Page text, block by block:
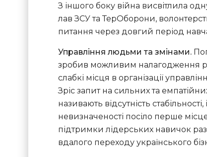
З іншого боку війна висвітлила
лав ЗСУ та ТерОборони,
питання через довгий період
Управління людьми та змінами.
зробив можливим налагодження
слабкі місця в організації
Зріс запит на сильних та
називають відсутність
невизначеності посіло перше
підтримки лідерських навичок
вдалого переходу українського